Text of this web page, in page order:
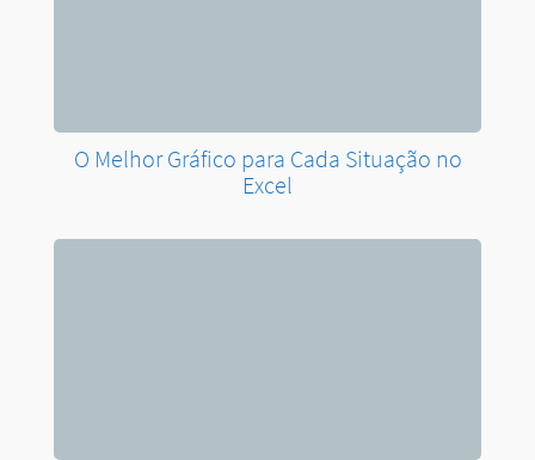
O Melhor Gráfico para Cada Situação no
Excel